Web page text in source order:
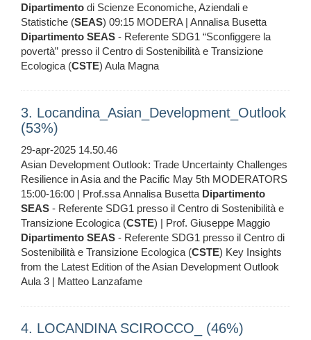
Dipartimento di Scienze Economiche, Aziendali e
Statistiche (SEAS) 09:15 MODERA | Annalisa Busetta
Dipartimento SEAS - Referente SDG1 “Sconfiggere la
povertà” presso il Centro di Sostenibilità e Transizione
Ecologica (CSTE) Aula Magna
3. Locandina_Asian_Development_Outlook
(53%)
29-apr-2025 14.50.46
Asian Development Outlook: Trade Uncertainty Challenges
Resilience in Asia and the Pacific May 5th MODERATORS
15:00-16:00 | Prof.ssa Annalisa Busetta Dipartimento
SEAS - Referente SDG1 presso il Centro di Sostenibilità e
Transizione Ecologica (CSTE) | Prof. Giuseppe Maggio
Dipartimento SEAS - Referente SDG1 presso il Centro di
Sostenibilità e Transizione Ecologica (CSTE) Key Insights
from the Latest Edition of the Asian Development Outlook
Aula 3 | Matteo Lanzafame
4. LOCANDINA SCIROCCO_ (46%)